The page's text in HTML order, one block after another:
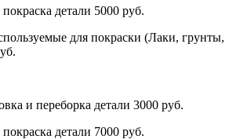
детали 5000 руб.
для покраски (Лаки, грунты,
и переборка детали 3000 руб.
детали 7000 руб.